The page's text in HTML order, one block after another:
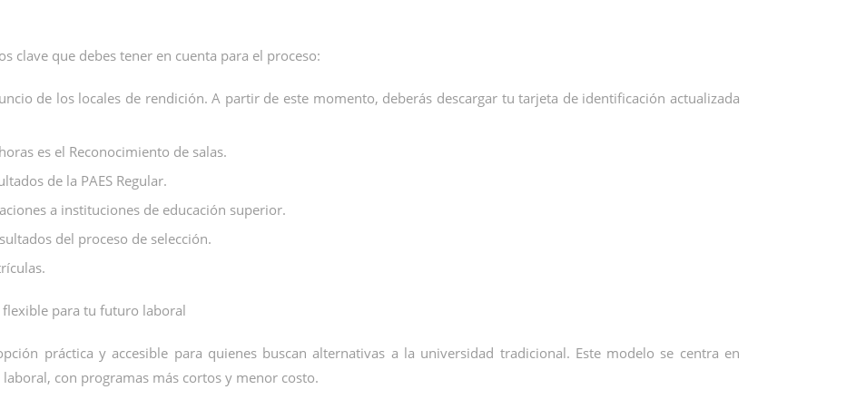
clave que debes tener en cuenta para el proceso:
de los locales de rendición. A partir de este momento, deberás descargar tu tarjeta de identificación actualizada
es el Reconocimiento de salas.
de la PAES Regular.
a instituciones de educación superior.
del proceso de selección.
flexible para tu futuro laboral
práctica y accesible para quienes buscan alternativas a la universidad tradicional. Este modelo se centra en
con programas más cortos y menor costo.